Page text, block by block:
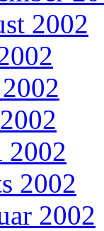
2002
2002
2002
2002